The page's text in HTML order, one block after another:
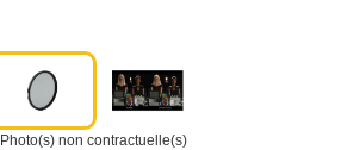
Photo(s) non contractuelle(s)